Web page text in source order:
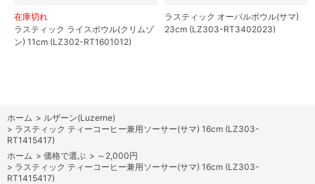
在庫切れ
ラスティック ライスボウル(クリムゾ
ン) 11cm (LZ302-RT1601012)
ラスティック オーバルボウル(サマ)
23cm (LZ303-RT3402023)
ホーム > ルザーン(Luzerne)
> ラスティック ティーコーヒー兼用ソーサー(サマ) 16cm (LZ303-
RT1415417)
ホーム > 価格で選ぶ > ～2,000円
> ラスティック ティーコーヒー兼用ソーサー(サマ) 16cm (LZ303-
RT1415417)